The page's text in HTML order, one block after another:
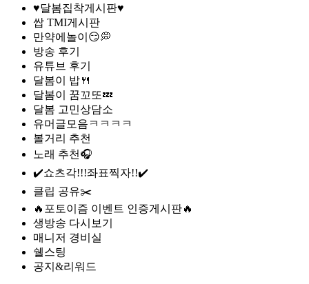
♥달봄집착게시판♥
쌉 TMI게시판
만약에놀이😏💭
방송 후기
유튜브 후기
달봄이 밥🍴
달봄이 꿈꼬또💤
달봄 고민상담소
유머글모음ㅋㅋㅋㅋ
볼거리 추천
노래 추천🎧
✔️쇼츠각!!!좌표찍자!!✔️
클립 공유✂️
🔥포토이즘 이벤트 인증게시판🔥
생방송 다시보기
매니저 경비실
쉘스팅
공지&리워드